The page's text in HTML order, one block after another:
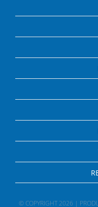
© COPYRIGHT2026 |